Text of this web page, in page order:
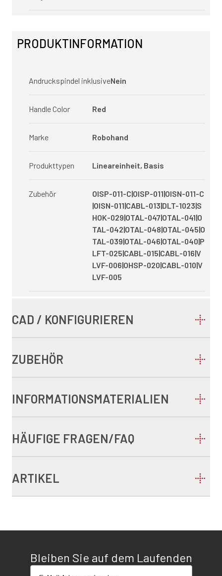
PRODUKTINFORMATION
Andruckspindel inklusiveNein
Handle Color Red
Marke Robohand
Produkttypen Lineareinheit, Basis
Zubehör
OISP-011-C|OISP-011|OISN-011-C
|OISN-011|CABL-013|DLT-1023|S
HOK-029|OTAL-047|OTAL-041|O
TAL-042|OTAL-048|OTAL-045|O
TAL-039|OTAL-046|OTAL-040|P
LFT-025|CABL-015|CABL-016|V
LVF-006|OHSP-020|CABL-010|V
LVF-005
CAD / KONFIGURIEREN
ZUBEHÖR
INFORMATIONSMATERIALIEN
HÄUFIGE FRAGEN/FAQ
ARTIKEL
Bleiben Sie auf dem Laufenden